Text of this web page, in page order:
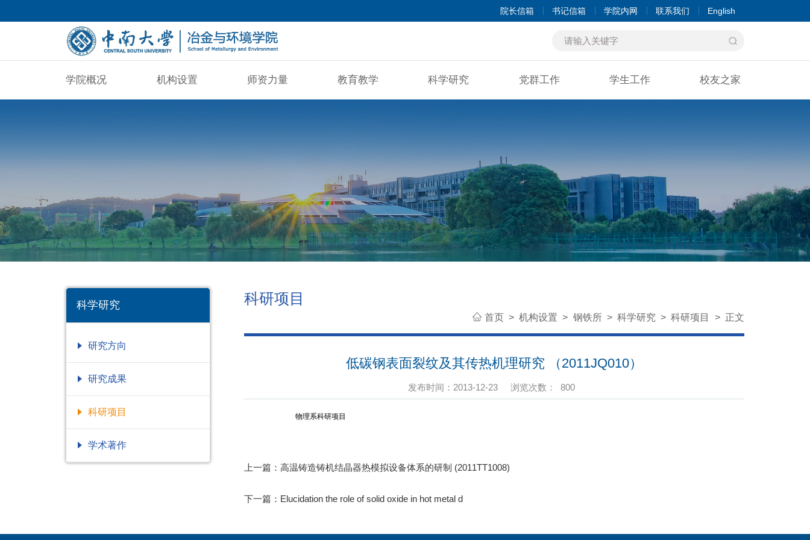
院长信箱 书记信箱 学院内网 联系我们 English
学院概况 机构设置 师资力量 教育教学 科学研究 党群工作 学生工作 校友之家
科学研究
研究方向
研究成果
科研项目
学术著作
科研项目
首页 > 机构设置 > 钢铁所 > 科学研究 > 科研项目 > 正文
低碳钢表面裂纹及其传热机理研究 （2011JQ010）
发布时间：2013-12-23 浏览次数： 800
物理系科研项目
上一篇： 高温铸造铸机结晶器热模拟设备体系的研制 (2011TT1008)
下一篇： Elucidation the role of solid oxide in hot metal d